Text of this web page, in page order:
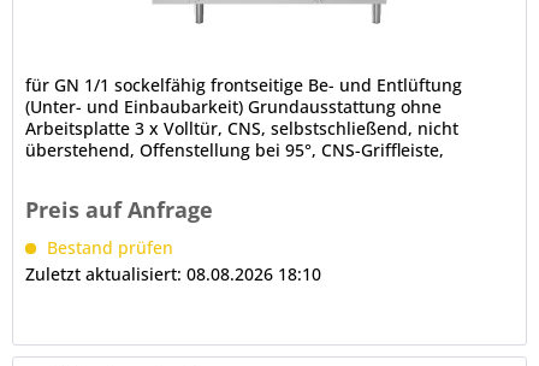
für GN 1/1 sockelfähig frontseitige Be- und Entlüftung
(Unter- und Einbaubarkeit) Grundausstattung ohne
Arbeitsplatte 3 x Volltür, CNS, selbstschließend, nicht
überstehend, Offenstellung bei 95°, CNS-Griffleiste,
unter der Decke) CRIO SMART - Displaysteuerung...
Preis auf Anfrage
Bestand prüfen
Zuletzt aktualisiert: 08.08.2026 18:10